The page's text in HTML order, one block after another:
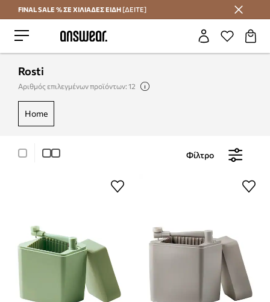
Εξοικονομήστε με το Answear Club
FINAL SALE % ΣΕ ΧΙΛΙΑΔΕΣ ΕΙΔΗ [ΔΕΙΤΕ]
Rosti
Αριθμός επιλεγμένων προϊόντων: 12
home
Φίλτρο